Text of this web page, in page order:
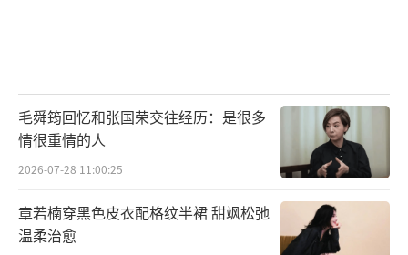
毛舜筠回忆和张国荣交往经历：是很多
情很重情的人
2026-07-28 11:00:25
章若楠穿黑色皮衣配格纹半裙 甜飒松弛
温柔治愈